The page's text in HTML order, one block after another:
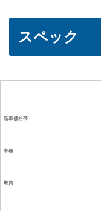
スペック
新車価格帯
車種
燃費